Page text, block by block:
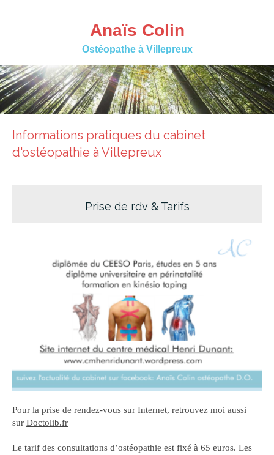
Anaïs Colin
Ostéopathe à Villepreux
Informations pratiques du cabinet
d'ostéopathie à Villepreux
Prise de rdv & Tarifs
Pour la prise de rendez-vous sur Internet, retrouvez moi aussi
sur Doctolib.fr
Le tarif des consultations d’ostéopathie est fixé à 65 euros. Les